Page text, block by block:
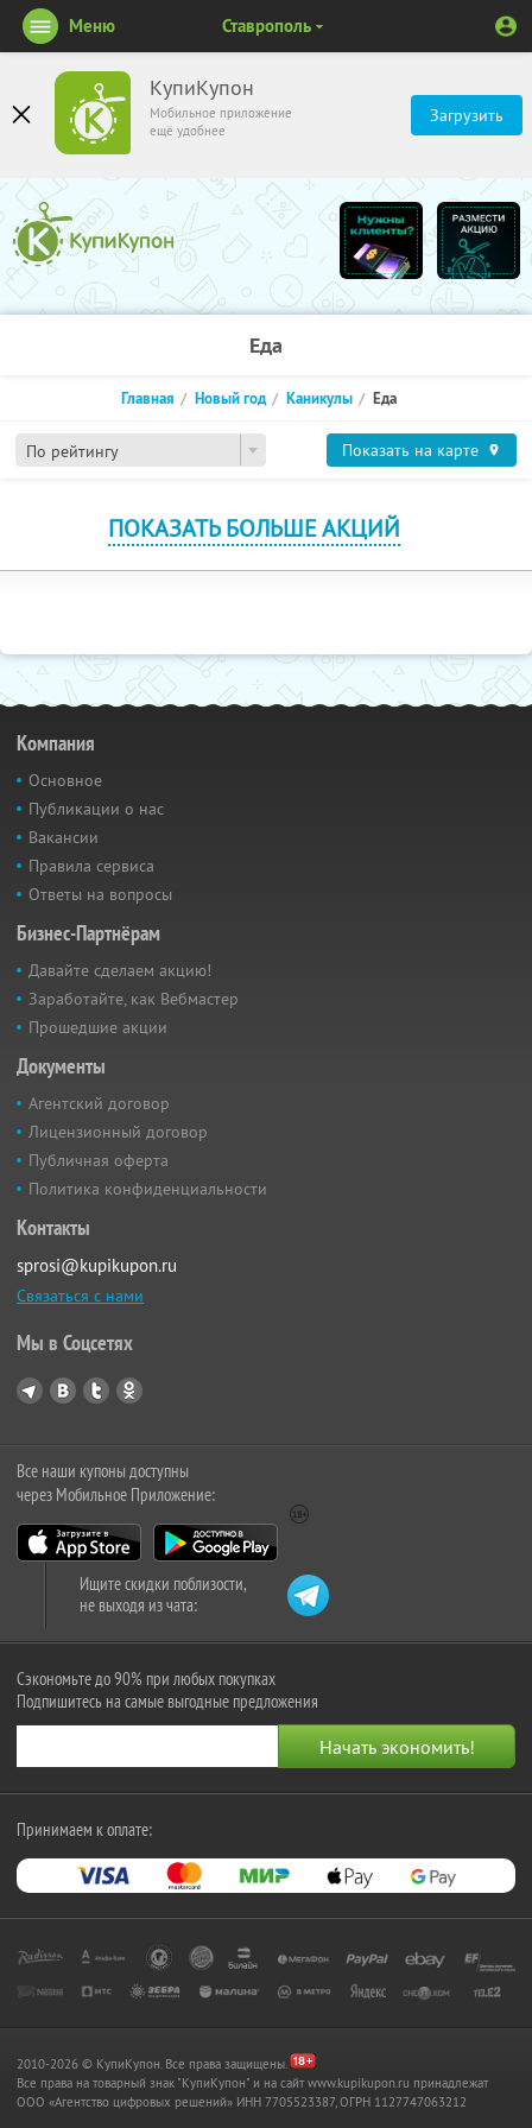
КупиКупон
Мобильное приложение
ещё удобнее
Загрузить
Меню Ставрополь
Еда
По рейтингу
Главная Новый год Каникулы Еда
Показать на карте
ПОКАЗАТЬ БОЛЬШЕ АКЦИЙ
Компания
Основное
Публикации о нас
Вакансии
Правила сервиса
Ответы на вопросы
Бизнес-Партнёрам
Давайте сделаем акцию!
Заработайте, как Вебмастер
Прошедшие акции
Документы
Агентский договор
Лицензионный договор
Публичная оферта
Политика конфиденциальности
Контакты
sprosi@kupikupon.ru
Связаться с нами
Мы в Соцсетях
Все наши купоны доступны
через Мобильное Приложение:
Ищите скидки поблизости,
не выходя из чата:
Сэкономьте до 90% при любых покупках
Подпишитесь на самые выгодные предложения
Принимаем к оплате:
2010-2026 © КупиКупон. Все права защищены.
Все права на товарный знак "КупиКупон" и на сайт www.kupikupon.ru принадлежат
OOO «Агентство цифровых решений» ИНН 7705523387, ОГРН 1127747063212